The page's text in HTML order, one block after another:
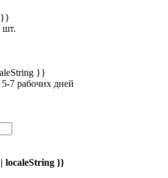
}}
шт.
}}
7 рабочих дней
localeString }}